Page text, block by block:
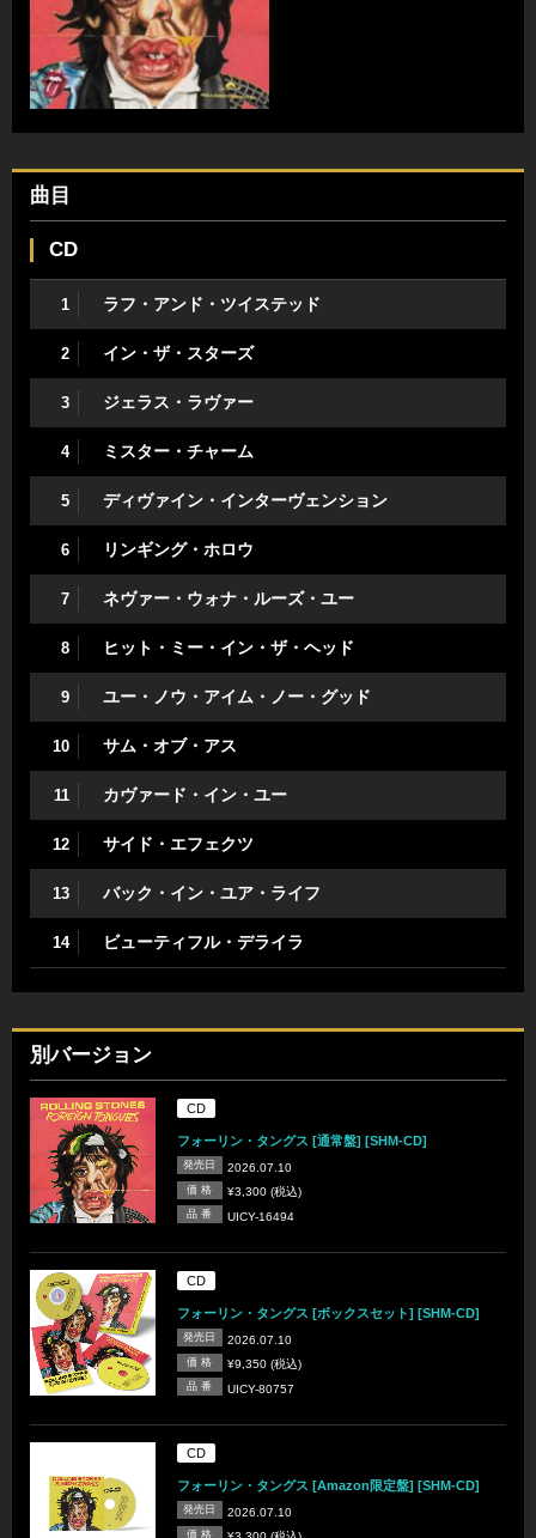
曲目
CD
1 ラフ・アンド・ツイステッド
2 イン・ザ・スターズ
3 ジェラス・ラヴァー
4 ミスター・チャーム
5 ディヴァイン・インターヴェンション
6 リンギング・ホロウ
7 ネヴァー・ウォナ・ルーズ・ユー
8 ヒット・ミー・イン・ザ・ヘッド
9 ユー・ノウ・アイム・ノー・グッド
10 サム・オブ・アス
11 カヴァード・イン・ユー
12 サイド・エフェクツ
13 バック・イン・ユア・ライフ
14 ビューティフル・デライラ
別バージョン
CD
フォーリン・タングス [通常盤] [SHM-CD]
発売日 2026.07.10
価 格 ¥3,300 (税込)
品 番 UICY-16494
CD
フォーリン・タングス [ボックスセット] [SHM-CD]
発売日 2026.07.10
価 格 ¥9,350 (税込)
品 番 UICY-80757
CD
フォーリン・タングス [Amazon限定盤] [SHM-CD]
発売日 2026.07.10
価 格